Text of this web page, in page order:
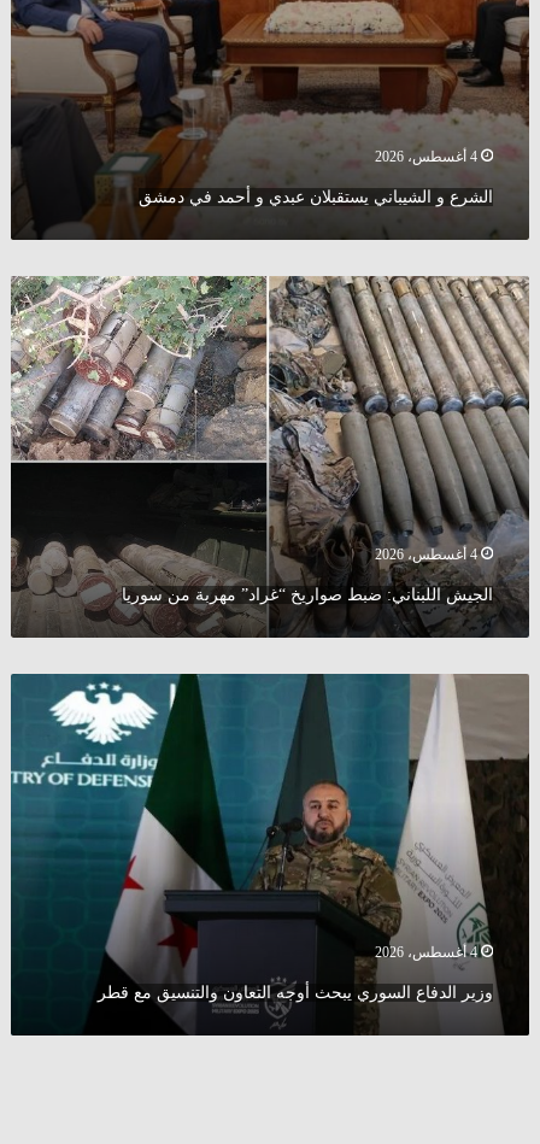
4 أغسطس، 2026
الشرع و الشيباني يستقبلان عبدي و أحمد في دمشق
الجيش
اللبناني:
ضبط
صواريخ
“غراد”
مهربة
من
سوريا
4 أغسطس، 2026
الجيش اللبناني: ضبط صواريخ “غراد” مهربة من سوريا
يبحث
التعاون
والتنسيق
مع
4 أغسطس، 2026
وزير الدفاع السوري يبحث أوجه التعاون والتنسيق مع قطر